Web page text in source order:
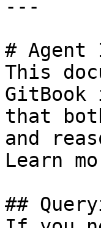
---
# Agent
This
that
and
Learn
##